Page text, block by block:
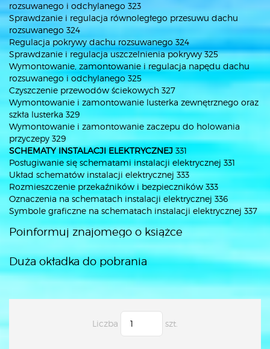
rozsuwanego i odchylanego 323
Sprawdzanie i regulacja równoległego przesuwu dachu
rozsuwanego 324
Regulacja pokrywy dachu rozsuwanego 324
Sprawdzanie i regulacja uszczelnienia pokrywy 325
Wymontowanie, zamontowanie i regulacja napędu dachu
rozsuwanego i odchylanego 325
Czyszczenie przewodów ściekowych 327
Wymontowanie i zamontowanie lusterka zewnętrznego oraz
szkła lusterka 329
Wymontowanie i zamontowanie zaczepu do holowania
przyczepy 329
SCHEMATY INSTALACJI ELEKTRYCZNEJ 331
Posługiwanie się schematami instalacji elektrycznej 331
Układ schematów instalacji elektrycznej 333
Rozmieszczenie przekaźników i bezpieczników 333
Oznaczenia na schematach instalacji elektrycznej 336
Symbole graficzne na schematach instalacji elektrycznej 337
Poinformuj znajomego o książce
Duża okładka do pobrania
Liczba szt.